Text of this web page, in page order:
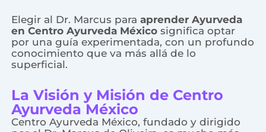
Elegir al Dr. Marcus paraaprender Ayurveda
en Centro Ayurveda México significa optar
por una guía experimentada, con un profundo
conocimiento que va más allá de lo
superficial.
La Visión y Misión de Centro
Ayurveda México
Centro Ayurveda México, fundado y dirigido